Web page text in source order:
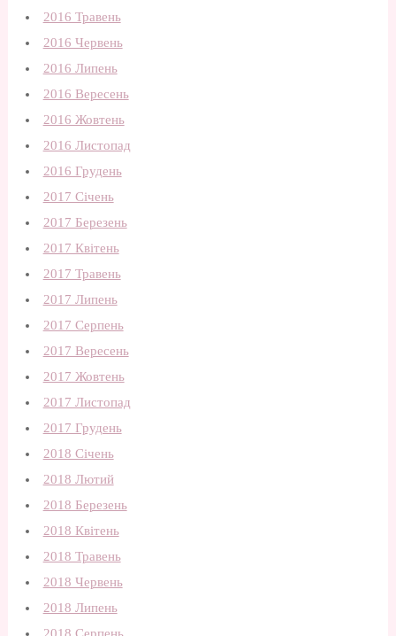
2016 Травень
2016 Червень
2016 Липень
2016 Вересень
2016 Жовтень
2016 Листопад
2016 Грудень
2017 Січень
2017 Березень
2017 Квітень
2017 Травень
2017 Липень
2017 Серпень
2017 Вересень
2017 Жовтень
2017 Листопад
2017 Грудень
2018 Січень
2018 Лютий
2018 Березень
2018 Квітень
2018 Травень
2018 Червень
2018 Липень